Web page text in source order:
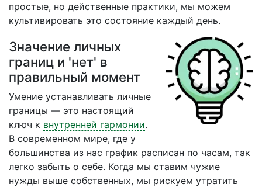
простые, но действенные практики, мы можем
культивировать это состояние каждый день.
Значение личных
границ и 'нет' в
правильный момент
Умение устанавливать личные
границы — это настоящий
ключ к внутренней гармонии.
В современном мире, где у
большинства из нас график расписан по часам, так
легко забыть о себе. Когда мы ставим чужие
нужды выше собственных, мы рискуем утратить